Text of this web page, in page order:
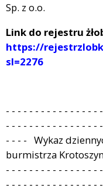
Sp. z o.o.
Link do rejestru
https://
sl=2276
- - - - - - - - - - - - - - - -
- - - - - - - - - - - - - - - -
- - - - Wykaz
burmistrza
- - - - - - - - - - - - - - - -
- - - - - - - - - - - - - - - -